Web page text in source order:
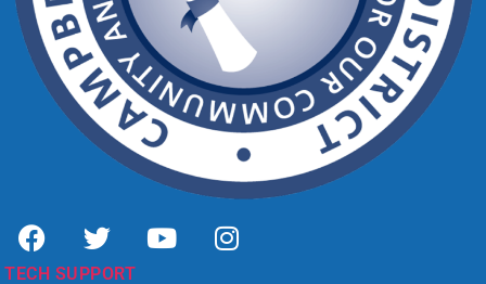
TECH SUPPORT